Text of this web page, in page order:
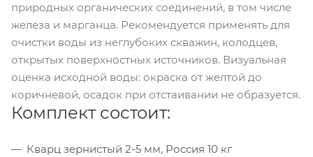
природных органических соединений, в том числе
железа и марганца. Рекомендуется применять для
очистки воды из неглубоких скважин, колодцев,
открытых поверхностных источников. Визуальная
оценка исходной воды: окраска от желтой до
коричневой, осадок при отстаивании не образуется.
Комплект состоит:
Кварц зернистый 2-5 мм, Россия 10 кг